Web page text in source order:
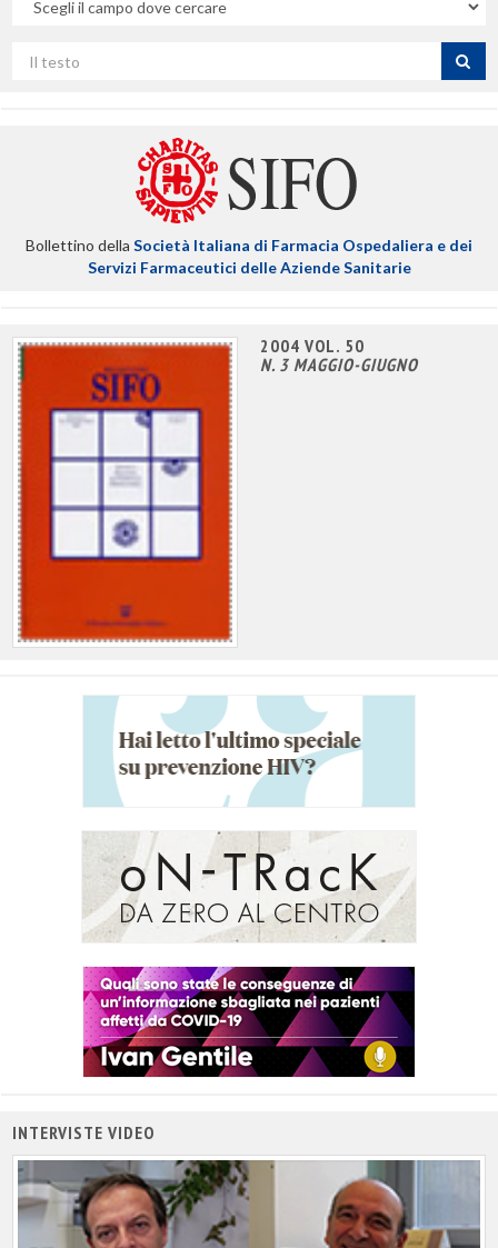
campo
per
Bollettino della Società Italiana di Farmacia Ospedaliera e dei
Servizi Farmaceutici delle Aziende Sanitarie
2004 VOL. 50
N. 3 MAGGIO-GIUGNO
INTERVISTE VIDEO